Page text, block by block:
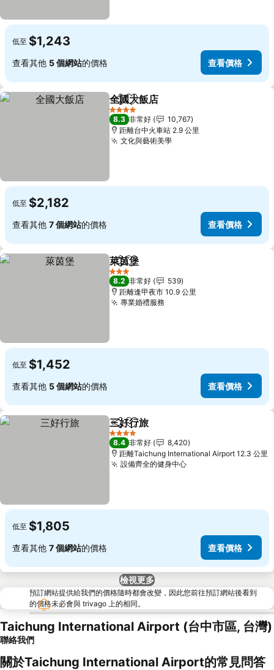
低至 $1,243
查看其他 5 個網站的價格 查看價格
分享 加入我的最愛
全國大飯店
4 星級
8.3 非常好
10,767
距離台中火車站 2.9 公里
文化與藝術美學
低至 $2,182
查看其他 7 個網站的價格 查看價格
分享 加入我的最愛
萊茵堡
3 星級
8.2 非常好
539
距離逢甲夜市 10.9 公里
專業婚禮服務
低至 $1,452
查看其他 5 個網站的價格 查看價格
分享 加入我的最愛
三好行旅
4 星級
8.4 非常好
8,420
距離Taichung International Airport 12.3 公里
設備齊全的健身中心
低至 $1,805
查看其他 7 個網站的價格 查看價格
檢視更多
預訂網站提供給我們的價格隨時都會改變，因此您前往預訂網站後看到
的價格未必會與 trivago 上的相同。
Taichung International Airport (台中市區, 台灣)
聯絡我們
關於Taichung International Airport的常見問答